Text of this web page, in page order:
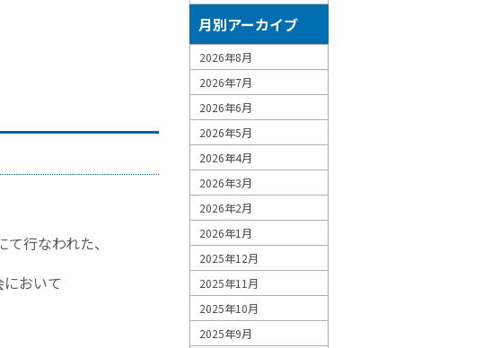
行なわれた、
おいて
月別アーカイブ
2026年8月
2026年7月
2026年6月
2026年5月
2026年4月
2026年3月
2026年2月
2026年1月
2025年12月
2025年11月
2025年10月
2025年9月